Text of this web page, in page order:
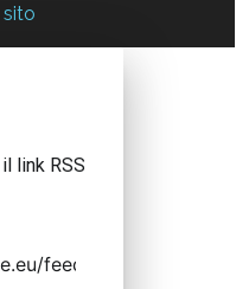
link RSS